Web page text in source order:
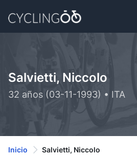
Salvietti, Niccolo
32 años (03-11-1993) • ITA
Inicio Salvietti, Niccolo